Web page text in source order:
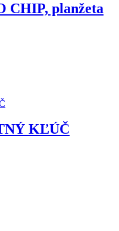
CHIP, planžeta
KĽÚČ